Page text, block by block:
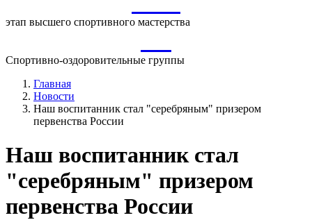
этап высшего спортивного мастерства
Спортивно-оздоровительные группы
Главная
Новости
Наш воспитанник стал "серебряным" призером
первенства России
Наш воспитанник стал
"серебряным" призером
первенства России